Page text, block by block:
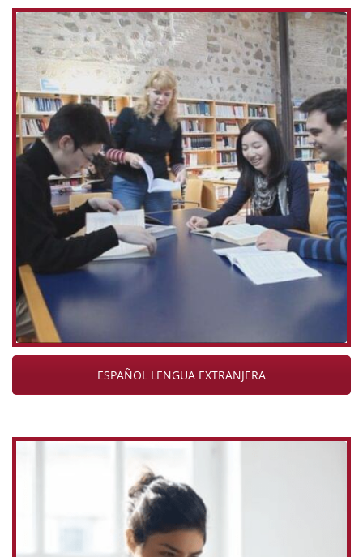
ESPAÑOL LENGUA EXTRANJERA